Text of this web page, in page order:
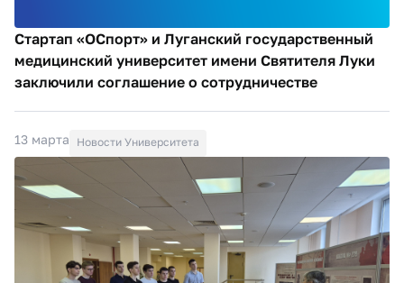
Стартап «ОСпорт» и Луганский государственный
медицинский университет имени Святителя Луки
заключили соглашение о сотрудничестве
13 марта Новости Университета